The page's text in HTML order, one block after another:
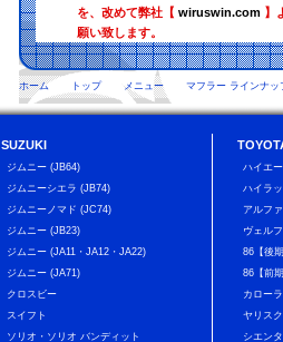
を、改めて弊社【wiruswin.com 】
願い致します。
ホーム トップ メニュー マフラー ラインナッ
SUZUKI
ジムニー (JB64)
ジムニーシエラ (JB74)
ジムニーノマド (JC74)
ジムニー (JB23)
ジムニー (JA11・JA12・JA22)
ジムニー (JA71)
クロスビー
スイフト
ソリオ・ソリオ バンディット
ハイエ
ハイラ
アルフ
ヴェル
86【後
86【前
カロー
ヤリス
シエンタ